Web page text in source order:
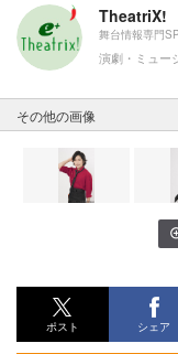
TheatriX!
舞台情報専門
演劇・ミュー
その他の画像
ポスト シェア